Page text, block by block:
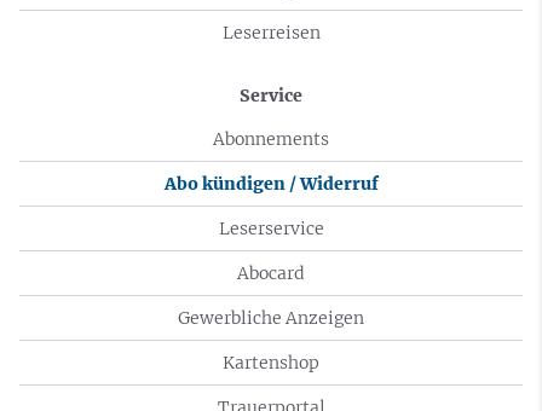
Leserreisen
Service
Abonnements
Abo kündigen / Widerruf
Leserservice
Abocard
Gewerbliche Anzeigen
Kartenshop